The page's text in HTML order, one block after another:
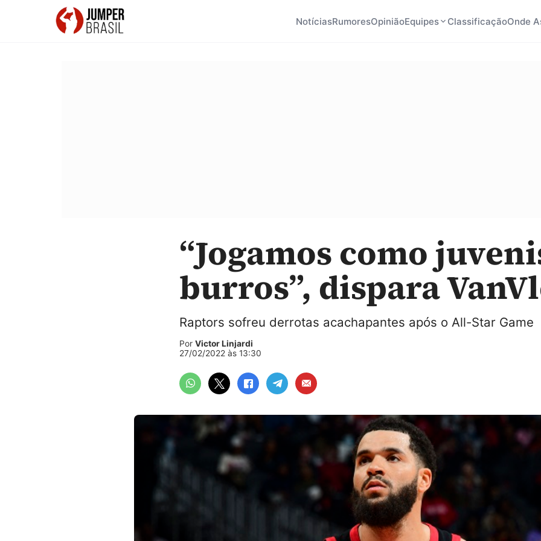
NotíciasRumoresOpiniãoEquipes ClassificaçãoOnde
“Jogamos como
burros”, dispara
Raptors sofreu derrotas acachapantes após o All-Star Game
Por Victor Linjardi
27/02/2022 às 13:30